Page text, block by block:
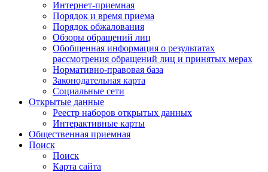
Интернет-приемная
Порядок и время приема
Порядок обжалования
Обзоры обращений лиц
Обобщенная информация о результатах
рассмотрения обращений лиц и принятых мерах
Нормативно-правовая база
Законодательная карта
Социальные сети
Открытые данные
Реестр наборов открытых данных
Интерактивные карты
Общественная приемная
Поиск
Поиск
Карта сайта